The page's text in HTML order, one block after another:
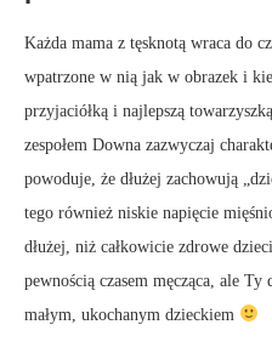
Każda mama z tęsknotą wraca do
wpatrzone w nią jak w obrazek i
przyjaciółką i najlepszą
zespołem Downa zazwyczaj
powoduje, że dłużej zachowują
tego również niskie napięcie
dłużej, niż całkowicie zdrowe
pewnością czasem męcząca, ale Ty
małym, ukochanym dzieckiem